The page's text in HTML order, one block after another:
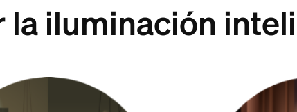
la iluminación